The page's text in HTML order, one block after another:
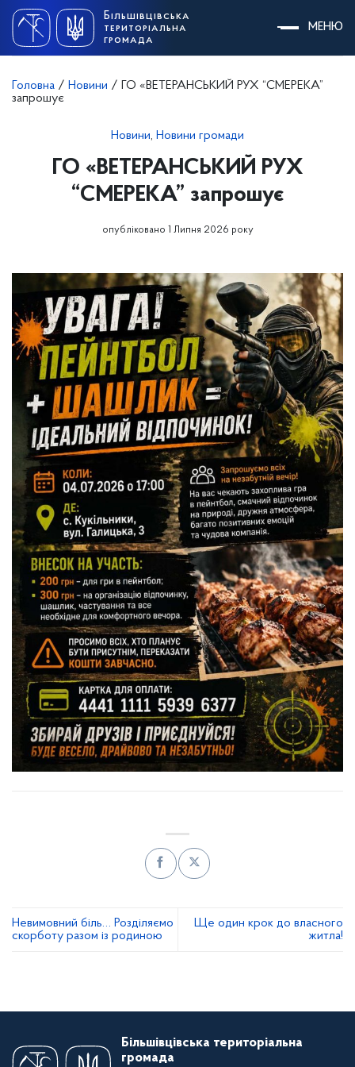
content
Більшівцівська
територіальна
громада
МЕНЮ
Головна / Новини /
ГО «ВЕТЕРАНСЬКИЙ РУХ “СМЕРЕКА”
запрошує
Новини, Новини громади
ГО «ВЕТЕРАНСЬКИЙ РУХ
“СМЕРЕКА” запрошує
опубліковано 1 Липня 2026 року
Невимовний біль… Розділяємо
скорботу разом із родиною
Ще один крок до власного
житла!
Більшівцівська територіальна
громада